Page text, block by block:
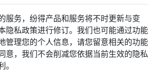
服务，纷得产品和服务将不时更新与变
隐私政策进行修订。我们也可能通过功能
管理您的个人信息，请您留意相关的功能
意，我们不会削减您依据当前生效的隐私